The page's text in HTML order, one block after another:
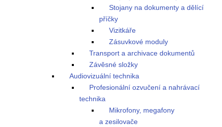
Stojany na dokumenty a dělící
příčky
Vizitkáře
Zásuvkové moduly
Transport a archivace dokumentů
Závěsné složky
Audiovizuální technika
Profesionální ozvučení a nahrávací
technika
Mikrofony, megafony
a zesilovače